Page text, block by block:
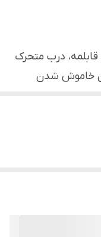
درب متحرک
خاموش شدن
از زیاد داغ